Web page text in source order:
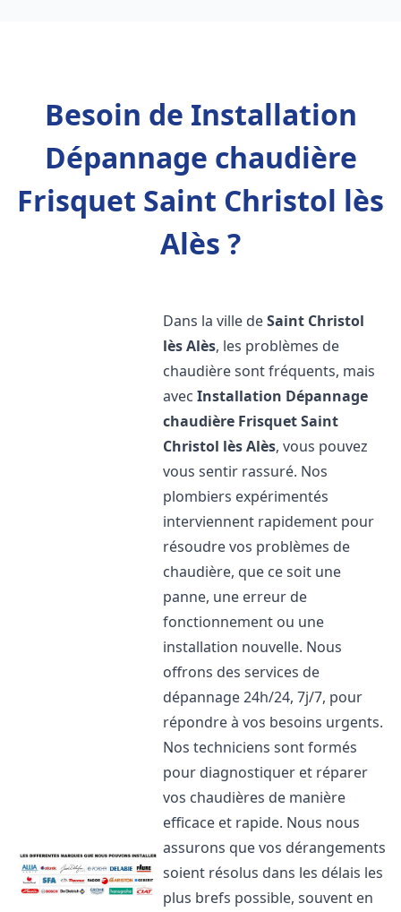
Besoin de Installation
Dépannage chaudière
Frisquet Saint Christol lès
Alès ?
Dans la ville deSaint Christol
lès Alès, les problèmes de
chaudière sont fréquents, mais
avecInstallation Dépannage
chaudière FrisquetSaint
Christol lès Alès, vous pouvez
vous sentir rassuré. Nos
plombiers expérimentés
interviennent rapidement pour
résoudre vos problèmes de
chaudière, que ce soit une
panne, une erreur de
fonctionnement ou une
installation nouvelle. Nous
offrons des services de
dépannage 24h/24, 7j/7, pour
répondre à vos besoins urgents.
Nos techniciens sont formés
pour diagnostiquer et réparer
vos chaudières de manière
efficace et rapide. Nous nous
assurons que vos dérangements
soient résolus dans les délais les
plus brefs possible, souvent en